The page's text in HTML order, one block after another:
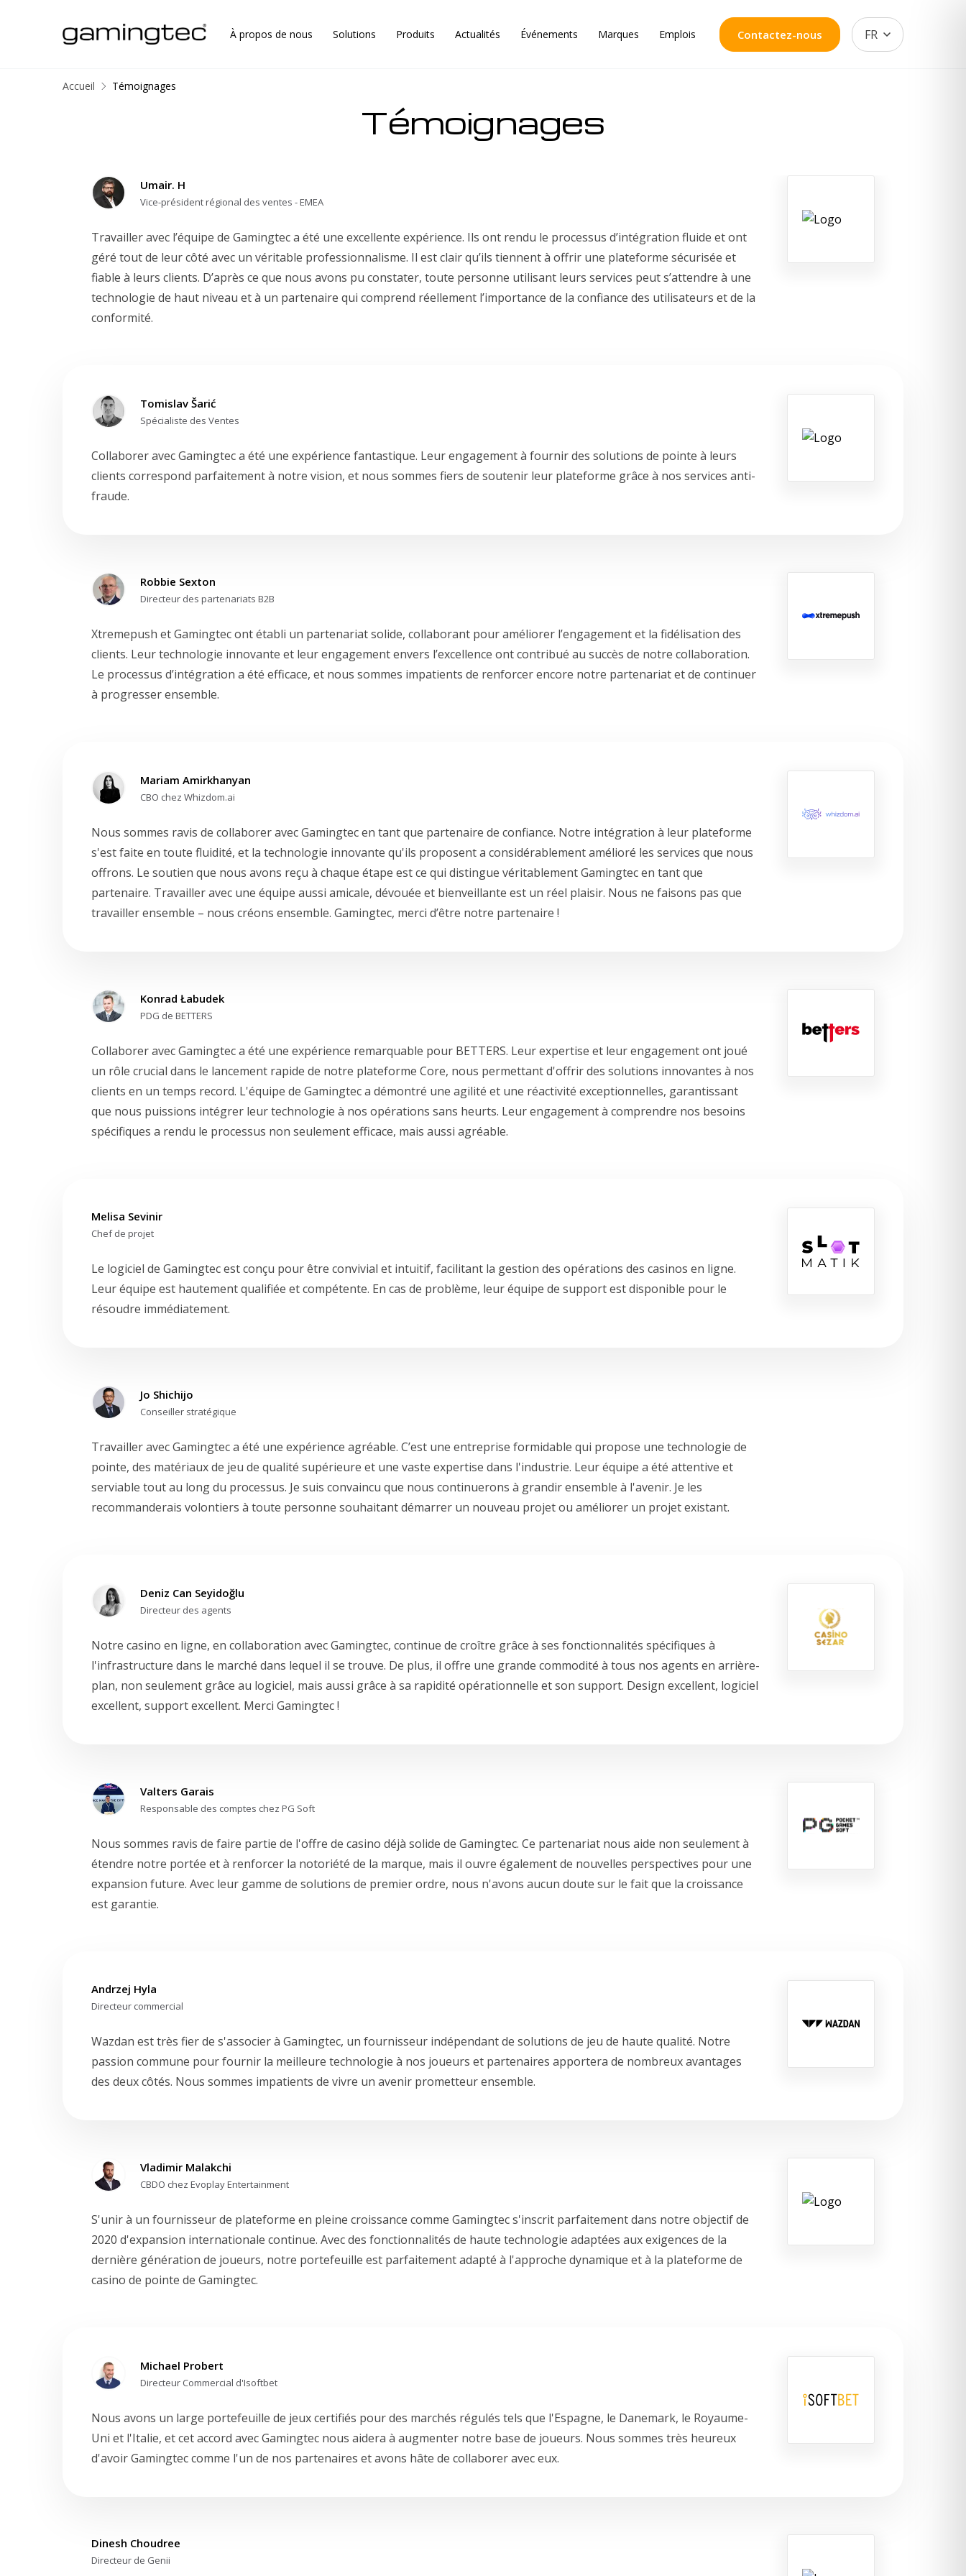
À propos de nous Solutions Produits Actualités Événements Marques Emplois Contactez-nous FR
Accueil Témoignages
Témoignages
Umair. H
Vice-président régional des ventes - EMEA
Travailler avec l’équipe de Gamingtec a été une excellente expérience. Ils ont rendu le processus d’intégration fluide et ont
géré tout de leur côté avec un véritable professionnalisme. Il est clair qu’ils tiennent à offrir une plateforme sécurisée et
fiable à leurs clients. D’après ce que nous avons pu constater, toute personne utilisant leurs services peut s’attendre à une
technologie de haut niveau et à un partenaire qui comprend réellement l’importance de la confiance des utilisateurs et de la
conformité.
Tomislav Šarić
Spécialiste des Ventes
Collaborer avec Gamingtec a été une expérience fantastique. Leur engagement à fournir des solutions de pointe à leurs
clients correspond parfaitement à notre vision, et nous sommes fiers de soutenir leur plateforme grâce à nos services anti-
fraude.
Robbie Sexton
Directeur des partenariats B2B
Xtremepush et Gamingtec ont établi un partenariat solide, collaborant pour améliorer l’engagement et la fidélisation des
clients. Leur technologie innovante et leur engagement envers l’excellence ont contribué au succès de notre collaboration.
Le processus d’intégration a été efficace, et nous sommes impatients de renforcer encore notre partenariat et de continuer
à progresser ensemble.
Mariam Amirkhanyan
CBO chez Whizdom.ai
Nous sommes ravis de collaborer avec Gamingtec en tant que partenaire de confiance. Notre intégration à leur plateforme
s'est faite en toute fluidité, et la technologie innovante qu'ils proposent a considérablement amélioré les services que nous
offrons. Le soutien que nous avons reçu à chaque étape est ce qui distingue véritablement Gamingtec en tant que
partenaire. Travailler avec une équipe aussi amicale, dévouée et bienveillante est un réel plaisir. Nous ne faisons pas que
travailler ensemble – nous créons ensemble. Gamingtec, merci d’être notre partenaire !
Konrad Łabudek
PDG de BETTERS
Collaborer avec Gamingtec a été une expérience remarquable pour BETTERS. Leur expertise et leur engagement ont joué
un rôle crucial dans le lancement rapide de notre plateforme Core, nous permettant d'offrir des solutions innovantes à nos
clients en un temps record. L'équipe de Gamingtec a démontré une agilité et une réactivité exceptionnelles, garantissant
que nous puissions intégrer leur technologie à nos opérations sans heurts. Leur engagement à comprendre nos besoins
spécifiques a rendu le processus non seulement efficace, mais aussi agréable.
Melisa Sevinir
Chef de projet
Le logiciel de Gamingtec est conçu pour être convivial et intuitif, facilitant la gestion des opérations des casinos en ligne.
Leur équipe est hautement qualifiée et compétente. En cas de problème, leur équipe de support est disponible pour le
résoudre immédiatement.
Jo Shichijo
Conseiller stratégique
Travailler avec Gamingtec a été une expérience agréable. C’est une entreprise formidable qui propose une technologie de
pointe, des matériaux de jeu de qualité supérieure et une vaste expertise dans l'industrie. Leur équipe a été attentive et
serviable tout au long du processus. Je suis convaincu que nous continuerons à grandir ensemble à l'avenir. Je les
recommanderais volontiers à toute personne souhaitant démarrer un nouveau projet ou améliorer un projet existant.
Deniz Can Seyidoğlu
Directeur des agents
Notre casino en ligne, en collaboration avec Gamingtec, continue de croître grâce à ses fonctionnalités spécifiques à
l'infrastructure dans le marché dans lequel il se trouve. De plus, il offre une grande commodité à tous nos agents en arrière-
plan, non seulement grâce au logiciel, mais aussi grâce à sa rapidité opérationnelle et son support. Design excellent, logiciel
excellent, support excellent. Merci Gamingtec !
Valters Garais
Responsable des comptes chez PG Soft
Nous sommes ravis de faire partie de l'offre de casino déjà solide de Gamingtec. Ce partenariat nous aide non seulement à
étendre notre portée et à renforcer la notoriété de la marque, mais il ouvre également de nouvelles perspectives pour une
expansion future. Avec leur gamme de solutions de premier ordre, nous n'avons aucun doute sur le fait que la croissance
est garantie.
Andrzej Hyla
Directeur commercial
Wazdan est très fier de s'associer à Gamingtec, un fournisseur indépendant de solutions de jeu de haute qualité. Notre
passion commune pour fournir la meilleure technologie à nos joueurs et partenaires apportera de nombreux avantages
des deux côtés. Nous sommes impatients de vivre un avenir prometteur ensemble.
Vladimir Malakchi
CBDO chez Evoplay Entertainment
S'unir à un fournisseur de plateforme en pleine croissance comme Gamingtec s'inscrit parfaitement dans notre objectif de
2020 d'expansion internationale continue. Avec des fonctionnalités de haute technologie adaptées aux exigences de la
dernière génération de joueurs, notre portefeuille est parfaitement adapté à l'approche dynamique et à la plateforme de
casino de pointe de Gamingtec.
Michael Probert
Directeur Commercial d'Isoftbet
Nous avons un large portefeuille de jeux certifiés pour des marchés régulés tels que l'Espagne, le Danemark, le Royaume-
Uni et l'Italie, et cet accord avec Gamingtec nous aidera à augmenter notre base de joueurs. Nous sommes très heureux
d'avoir Gamingtec comme l'un de nos partenaires et avons hâte de collaborer avec eux.
Dinesh Choudree
Directeur de Genii